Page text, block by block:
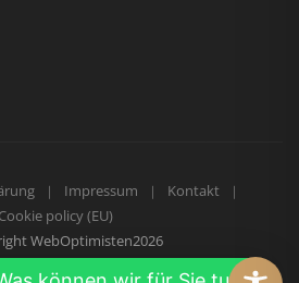
Impressum
Kontakt
Cookie policy (EU)
WebOptimisten2026